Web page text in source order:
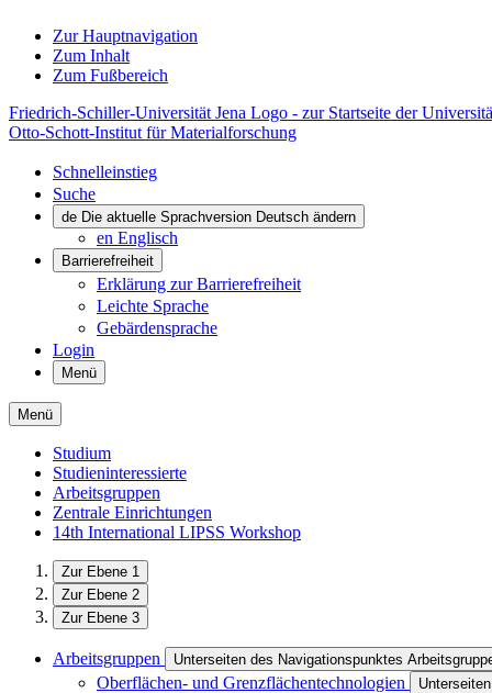
Zur Hauptnavigation
Zum Inhalt
Zum Fußbereich
Friedrich-Schiller-Universität Jena Logo - zur Startseite der
Otto-Schott-Institut für Materialforschung
Schnelleinstieg
Suche
de Die aktuelle Sprachversion Deutsch ändern
en Englisch
Barrierefreiheit
Erklärung zur Barrierefreiheit
Leichte Sprache
Gebärdensprache
Login
Menü
Menü
Studium
Studieninteressierte
Arbeitsgruppen
Zentrale Einrichtungen
14th International LIPSS Workshop
Zur Ebene 1
Zur Ebene 2
Zur Ebene 3
Arbeitsgruppen Unterseiten des Navigationspunktes
Oberflächen- und Grenzflächentechnologien